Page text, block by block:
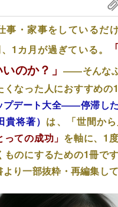
事・家事をしているだ
1カ月が過ぎている。
いのか？」――そんな
くなった人におすすめの
プデート大全――停滞し
将著） は、「世間か
っての成功」 を軸に、1
ものにするための1冊で
より一部抜粋・再編集し